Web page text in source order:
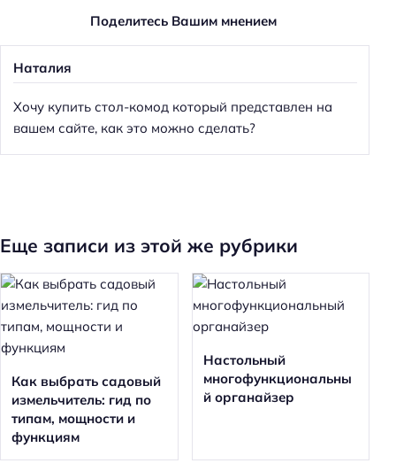
Поделитесь Вашим мнением
Наталия
Хочу купить стол-комод который представлен на
вашем сайте, как это можно сделать?
Еще записи из этой же рубрики
Как выбрать садовый
измельчитель: гид по
типам, мощности и
функциям
Настольный
многофункциональны
й органайзер